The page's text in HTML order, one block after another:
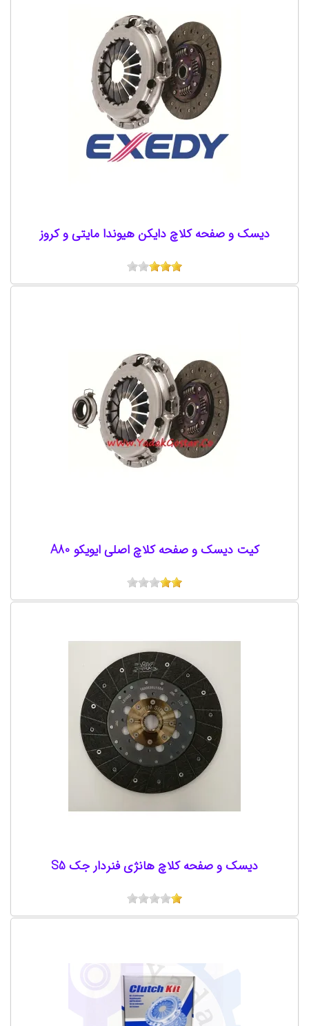
دیسک و صفحه کلاچ دایکن هیوندا مایتی و کروز
کیت دیسک و صفحه کلاچ اصلی ایویکو A80
دیسک و صفحه کلاچ هانژی فنردار جک S5